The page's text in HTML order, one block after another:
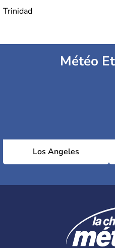
Trinidad
Météo
Los Angeles